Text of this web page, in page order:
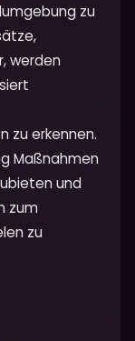
zu
werden
zu erkennen.
Maßnahmen
und
zum
zu